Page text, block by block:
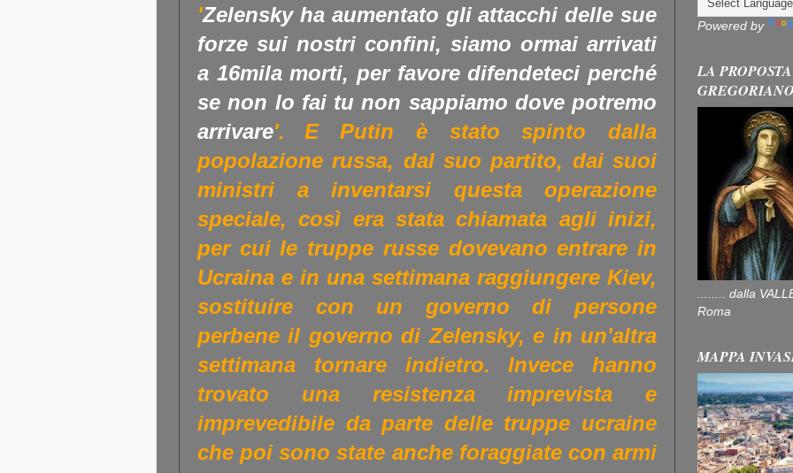
'Zelensky ha aumentato gli attacchi delle sue
forze sui nostri confini, siamo ormai arrivati
a 16mila morti, per favore difendeteci perché
se non lo fai tu non sappiamo dove potremo
arrivare'.
E Putin è stato spinto dalla
popolazione russa, dal suo partito, dai suoi
ministri a inventarsi questa operazione
speciale, così era stata chiamata agli inizi,
per cui le truppe russe dovevano entrare in
Ucraina e in una settimana raggiungere Kiev,
sostituire con un governo di persone
perbene il governo di Zelensky, e in un'altra
settimana tornare indietro. Invece hanno
trovato una resistenza imprevista e
imprevedibile da parte delle truppe ucraine
che poi sono state anche foraggiate con armi
Powered by
LA
........ dalla
Roma
MAPPA